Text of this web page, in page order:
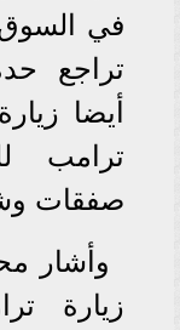
في
تراجع
أيضا
ترامب
صفقات
وأشار
زيارة